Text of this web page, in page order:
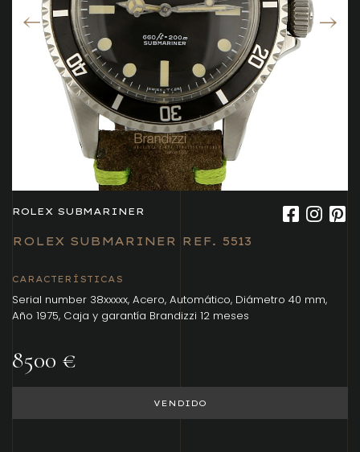
ROLEX SUBMARINER
ROLEX SUBMARINER REF. 5513
CARACTERÍSTICAS
Serial number 38xxxxx, Acero, Automático, Diámetro 40 mm,
Año 1975, Caja y garantía Brandizzi 12 meses
8500 €
VENDIDO